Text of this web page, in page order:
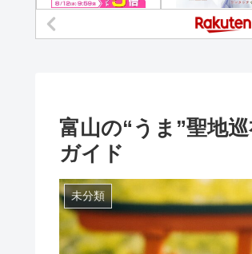
富山の“うま”聖地
ガイド
未分類